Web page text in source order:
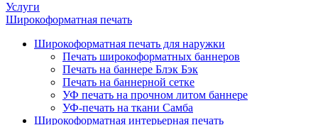
Услуги
Широкоформатная печать
Широкоформатная печать для наружки
Печать широкоформатных баннеров
Печать на баннере Блэк Бэк
Печать на баннерной сетке
УФ печать на прочном литом баннере
УФ-печать на ткани Самба
Широкоформатная интерьерная печать